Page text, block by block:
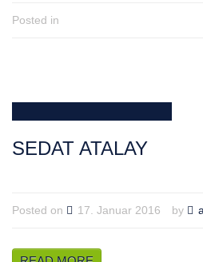
Posted in
SEDAT ATALAY
Posted on 17. Januar 2016 by